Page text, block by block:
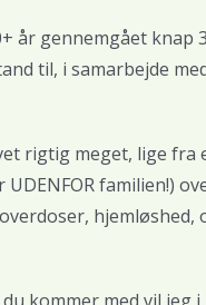
år gennemgået
til, i samarbejde
rigtig meget, lige
UDENFOR familien!)
kommer med vil